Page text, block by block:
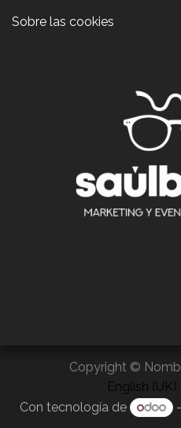
Sobre las cookies
Copyright ©
English (UK)
Con tecnología de
-